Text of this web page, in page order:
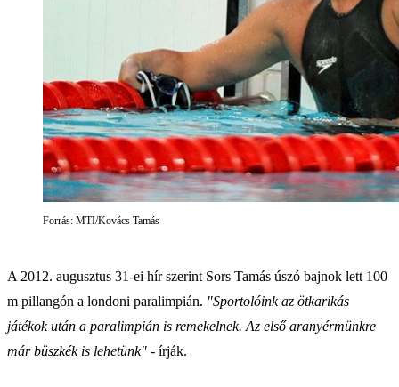
Forrás: MTI/Kovács Tamás
A 2012. augusztus 31-ei hír szerint Sors Tamás úszó bajnok lett 100
m pillangón a londoni paralimpián. "Sportolóink az ötkarikás
játékok után a paralimpián is remekelnek. Az első aranyérmünkre
már büszkék is lehetünk" - írják.